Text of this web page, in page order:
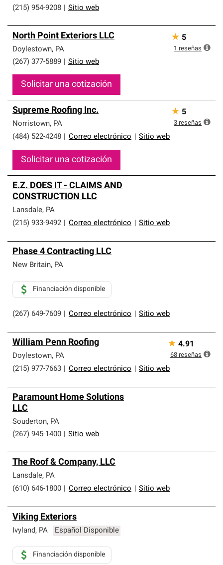
(215) 954-9208
Sitio web
North Point Exteriors LLC
Doylestown, PA
(267) 377-5889
Sitio web
Solicitar una cotización
★ 5
1 reseñas
Supreme Roofing Inc.
Norristown, PA
(484) 522-4248
Correo electrónico Sitio web
Solicitar una cotización
★ 5
3 reseñas
E.Z. DOES IT - CLAIMS AND
CONSTRUCTION LLC
Lansdale, PA
(215) 933-9492
Correo electrónico Sitio web
Phase 4 Contracting LLC
New Britain, PA
(267) 649-7609 Correo electrónico Sitio web
Financiación disponible
William Penn Roofing
Doylestown, PA
(215) 977-7663
Correo electrónico Sitio web
★ 4.91
68 reseñas
Paramount Home Solutions
LLC
Souderton, PA
(267) 945-1400
Sitio web
The Roof & Company, LLC
Lansdale, PA
(610) 646-1800
Correo electrónico Sitio web
Viking Exteriors
Ivyland, PA Español Disponible
Financiación disponible